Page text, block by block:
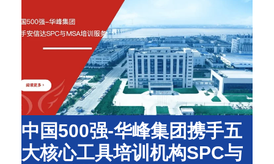
中国500强-华峰集团携手五
大核心工具培训机构SPC与